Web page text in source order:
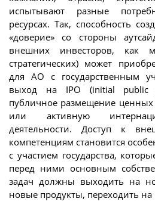
испытывают разные
ресурсах. Так, способность
«доверие» со стороны
внешних инвесторов, как
стратегических) может
для АО с государственным
выход на IPO (initial public
публичное размещение
или активную
деятельности. Доступ к
компетенциям становится
с участием государства,
перед ними основным
задач должны выходить на
новые продукты, переходить